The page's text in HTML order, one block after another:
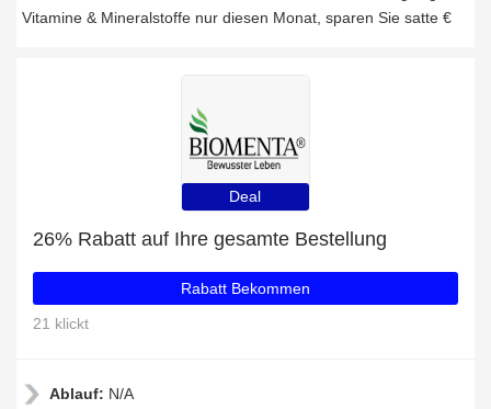
Vitamine & Mineralstoffe nur diesen Monat, sparen Sie satte €
Deal
26% Rabatt auf Ihre gesamte Bestellung
Rabatt Bekommen
21 klickt
Ablauf: N/A